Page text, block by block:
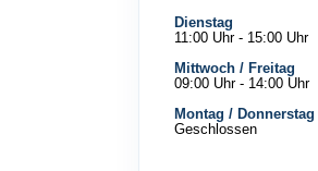
Dienstag
11:00 Uhr - 15:00 Uhr
Mittwoch / Freitag
09:00 Uhr - 14:00 Uhr
Montag /
Geschlossen